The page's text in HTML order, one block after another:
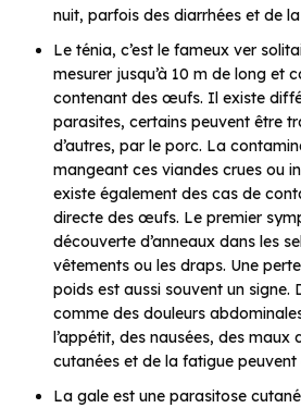
nuit, parfois des diarrhées et de
Le ténia, c’est le fameux ver
mesurer jusqu’à 10 m de long et
contenant des œufs. Il existe
parasites, certains peuvent être
d’autres, par le porc. La
mangeant ces viandes crues ou
existe également des cas de
directe des œufs. Le premier
découverte d’anneaux dans les
vêtements ou les draps. Une
poids est aussi souvent un signe.
comme des douleurs
l’appétit, des nausées, des maux
cutanées et de la fatigue
La gale est une parasitose